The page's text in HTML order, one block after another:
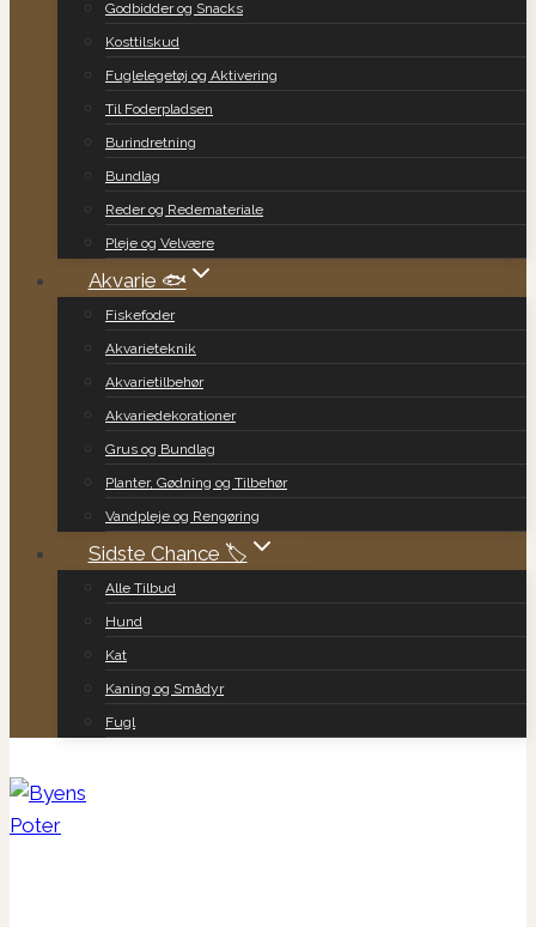
Godbidder og Snacks
Kosttilskud
Fuglelegetøj og Aktivering
Til Foderpladsen
Burindretning
Bundlag
Reder og Redemateriale
Pleje og Velvære
Akvarie 🐟
Fiskefoder
Akvarieteknik
Akvarietilbehør
Akvariedekorationer
Grus og Bundlag
Planter, Gødning og Tilbehør
Vandpleje og Rengøring
Sidste Chance 🏷️
Alle Tilbud
Hund
Kat
Kaning og Smådyr
Fugl